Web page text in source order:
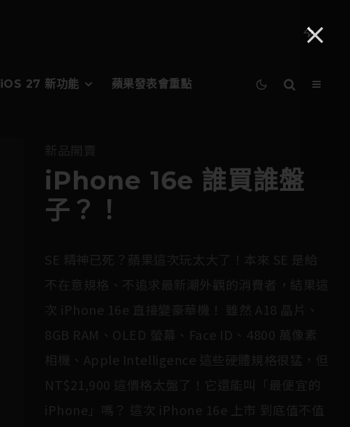
iOS 27 新功能 蘋果發表會重點
iPhone 16e 誰買誰盤
子？！